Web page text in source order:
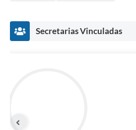
Secretarias Vinculadas